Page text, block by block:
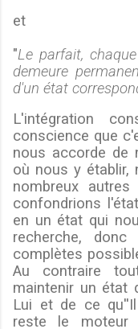
et
"Le parfait,
demeure
d'un état
L'intégration
conscience que
nous accorde de
où nous y établir,
nombreux
confondrions
en un état qui
recherche,
complètes
Au contraire
maintenir un état
Lui et de ce
reste le moteur